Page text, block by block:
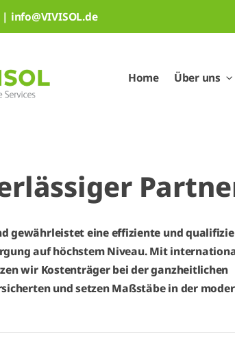
| info@VIVISOL.de
Home Über uns
gewährleistet eine effiziente und
auf höchstem Niveau. Mit
wir Kostenträger bei der ganzheitlichen
und setzen Maßstäbe in der